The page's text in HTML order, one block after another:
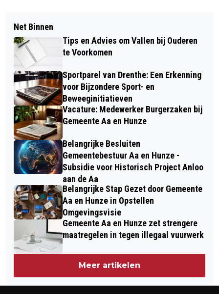
Net Binnen
Tips en Advies om Vallen bij Ouderen
te Voorkomen
Sportparel van Drenthe: Een Erkenning
voor Bijzondere Sport- en
Beweeginitiatieven
Vacature: Medewerker Burgerzaken bij
Gemeente Aa en Hunze
Belangrijke Besluiten
Gemeentebestuur Aa en Hunze -
Subsidie voor Historisch Project Anloo
aan de Aa
Belangrijke Stap Gezet door Gemeente
Aa en Hunze in Opstellen
Omgevingsvisie
Gemeente Aa en Hunze zet strengere
maatregelen in tegen illegaal vuurwerk
Meer artikelen